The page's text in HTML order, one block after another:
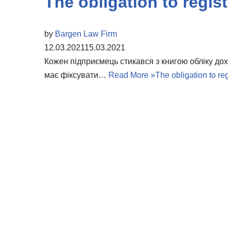
by Bargen Law Firm
12.03.202115.03.2021
Кожен підприємець стикався з книгою обліку
має фіксувати… Read More »The obligation to